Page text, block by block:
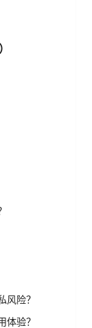
风险？
体验？